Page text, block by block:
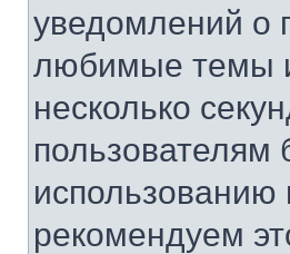
уведомлений о
любимые темы и
несколько
рекомендуем